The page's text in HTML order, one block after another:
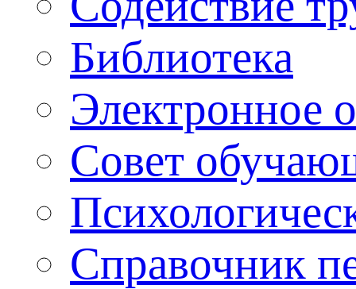
Библиотека
Электронное
Совет
Справочник